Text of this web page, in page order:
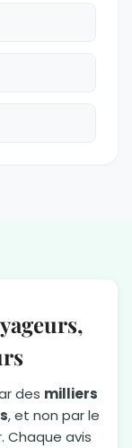
des milliers
, et non par le
Chaque avis